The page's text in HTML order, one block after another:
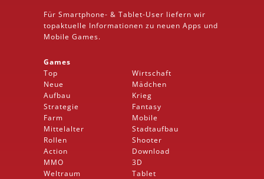
Für Smartphone- & Tablet-User liefern wir
topaktuelle Informationen zu neuen Apps und
Mobile Games.
Games
Top
Neue
Aufbau
Strategie
Farm
Mittelalter
Rollen
Action
MMO
Weltraum
Wirtschaft
Mädchen
Krieg
Fantasy
Mobile
Stadtaufbau
Shooter
Download
3D
Tablet